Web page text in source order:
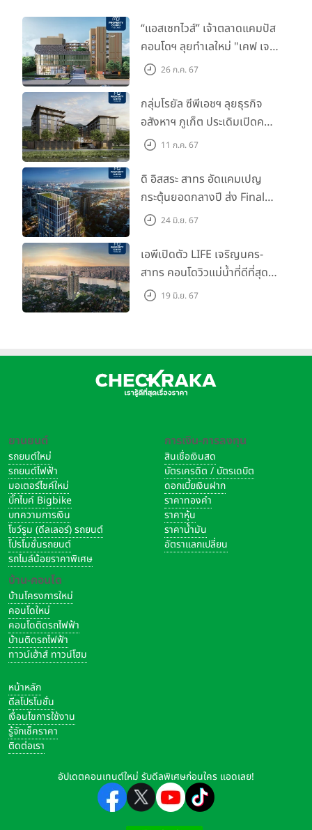
“แอสเซทไวส์” เจ้าตลาดแคมปัส
คอนโดฯ ลุยทำเลใหม่ "เคฟ เจ
เนซิส นครปฐม" จับมือพาร์ท
26 ก.ค. 67
กลุ่มโรยัล ซีพีเอชฯ ลุยธุรกิจ
อสังหาฯ ภูเก็ต ประเดิมเปิดคอน
โดฯ "เลค อเวนิว ภูเก็ต" พรีเซล
11 ก.ค. 67
ดิ อิสสระ สาทร อัดแคมเปญ
กระตุ้นยอดกลางปี ส่ง Final
Call ห้องหลุดดาวน์ หั่นราคา
24 มิ.ย. 67
เอพีเปิดตัว LIFE เจริญนคร-
สาทร คอนโดวิวแม่น้ำที่ดีที่สุด
กับชีวิตที่เหนือกว่าในทุกมิติ
19 มิ.ย. 67
ยานยนต์
รถยนต์ใหม่
รถยนต์ไฟฟ้า
มอเตอร์ไซค์ใหม่
บิ๊กไบค์ Bigbike
บทความการเงิน
โชว์รูม (ดีลเลอร์) รถยนต์
โปรโมชั่นรถยนต์
รถไมล์น้อยราคาพิเศษ
บ้าน-คอนโด
บ้านโครงการใหม่
คอนโดใหม่
คอนโดติดรถไฟฟ้า
บ้านติดรถไฟฟ้า
ทาวน์เฮ้าส์ ทาวน์โฮม
การเงิน-การลงทุน
สินเชื่อเงินสด
บัตรเครดิต / บัตรเดบิต
ดอกเบี้ยเงินฝาก
ราคาทองคำ
ราคาหุ้น
ราคาน้ำมัน
อัตราแลกเปลี่ยน
หน้าหลัก
ดีลโปรโมชั่น
เงื่อนไขการใช้งาน
รู้จักเช็คราคา
ติดต่อเรา
อัปเดตคอนเทนต์ใหม่ รับดีลพิเศษก่อนใคร แอดเลย!